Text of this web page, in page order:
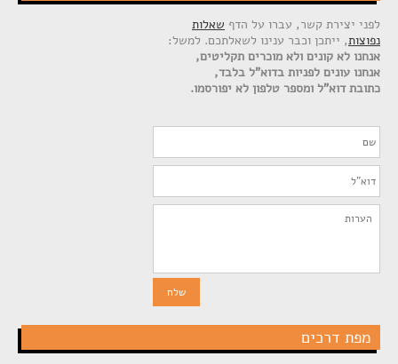
לפני יצירת קשר, עברו על הדף שאלות
נפוצות, ייתכן וכבר ענינו לשאלתכם. למשל:
אנחנו לא קונים ולא מוכרים תקליטים,
אנחנו עונים לפניות בדוא"ל בלבד,
כתובת דוא"ל ומספר טלפון לא יפורסמו.
מפת דרכים